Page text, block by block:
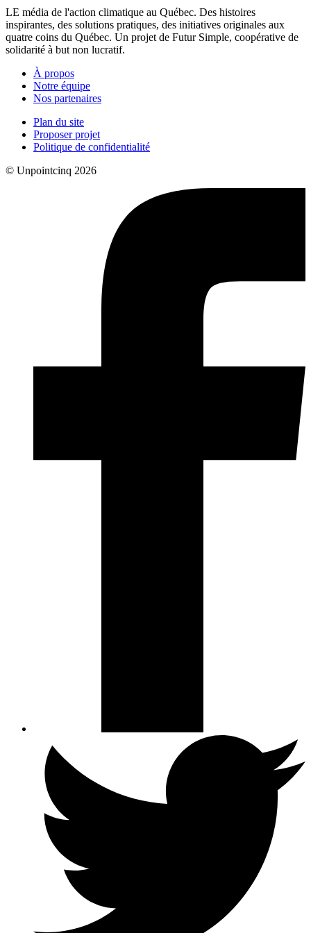
LE média de l'action climatique au Québec. Des histoires
inspirantes, des solutions pratiques, des initiatives originales aux
quatre coins du Québec. Un projet de Futur Simple, coopérative de
solidarité à but non lucratif.
À propos
Notre équipe
Nos partenaires
Plan du site
Proposer projet
Politique de confidentialité
© Unpointcinq 2026